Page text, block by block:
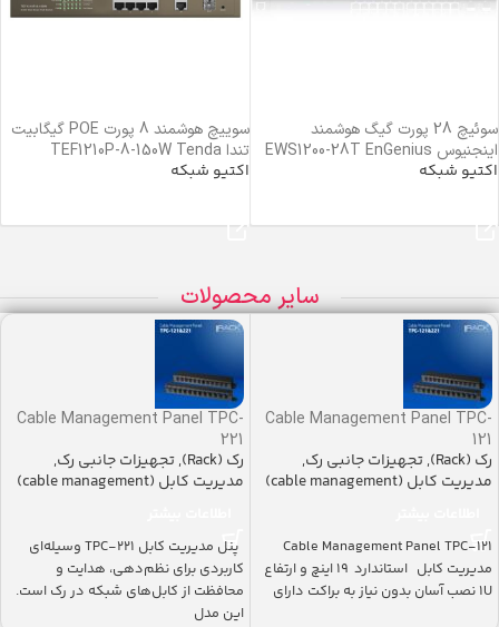
سوئیچ 28 پورت گیگ هوشمند
اینجنیوس EWS1200-28T EnGenius
اکتیو شبکه
سوییچ هوشمند 8 پورت POE گیگابیت
تندا TEF1210P-8-150W Tenda
اکتیو شبکه
سایر محصولات
Cable Management Panel TPC-
121
رک (Rack) ,تجهیزات جانبی رک,
مدیریت کابل (cable management)
Cable Management Panel TPC-121
مدیریت کابل استاندارد ۱۹ اینچ و ارتفاع
1U نصب آسان بدون نیاز به براکت دارای
Cable Management Panel TPC-
221
رک (Rack) ,تجهیزات جانبی رک,
مدیریت کابل (cable management)
پنل مدیریت کابل TPC-221 وسیله‌ای
کاربردی برای نظم‌دهی، هدایت و
محافظت از کابل‌های شبکه در رک است.
این مدل